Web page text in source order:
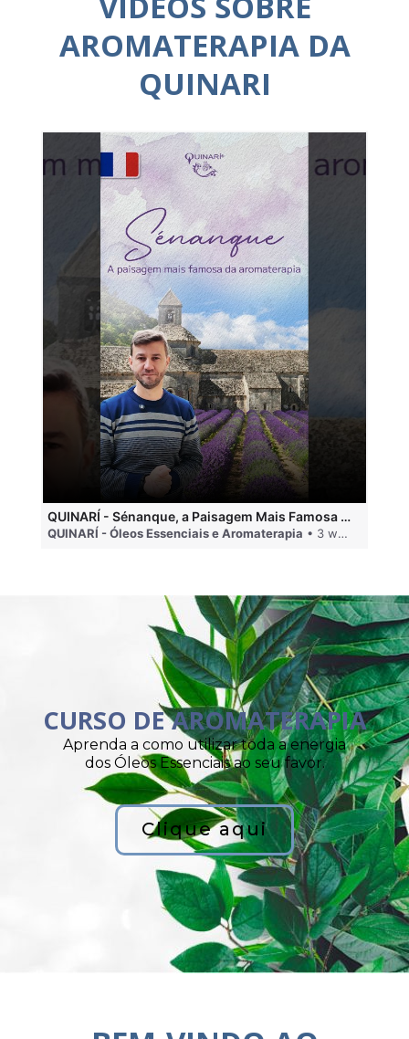
AROMATERAPIA DA
QUINARI
QUINARÍ - Sénanque, a Paisagem Mais Famosa da Aromaterapia
QUINARÍ - Óleos Essenciais e Aromaterapia • 3 weeks ago
CURSO DE AROMATERAPIA
Aprenda a como utilizar toda a energia
dos Óleos Essenciais ao seu favor.
Clique aqui